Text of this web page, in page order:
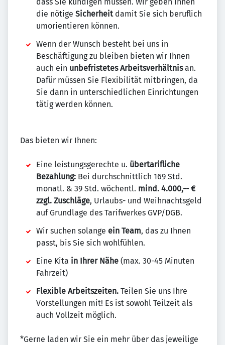
die nötige Sicherheitdamit Sie sich beruflich
umorientieren können.
Wenn der Wunsch besteht bei uns in
Beschäftigung zu bleiben bieten wir Ihnen
auch ein unbefristetes Arbeitsverhältnisan.
Dafür müssen Sie Flexibilität mitbringen, da
Sie dann in unterschiedlichen Einrichtungen
tätig werden können.
Das bieten wir Ihnen:
Eine leistungsgerechte u. übertarifliche
Bezahlung: Bei durchschnittlich 169 Std.
monatl. & 39 Std. wöchentl. mind. 4.000,-- €
zzgl. Zuschläge, Urlaubs- und Weihnachtsgeld
auf Grundlage des Tarifwerkes GVP/DGB.
Wir suchen solange ein Team, das zu Ihnen
passt, bis Sie sich wohlfühlen.
Eine Kita in Ihrer Nähe (max. 30-45 Minuten
Fahrzeit)
Flexible Arbeitszeiten. Teilen Sie uns Ihre
Vorstellungen mit! Es ist sowohl Teilzeit als
auch Vollzeit möglich.
*Gerne laden wir Sie ein mehr über das jeweilige